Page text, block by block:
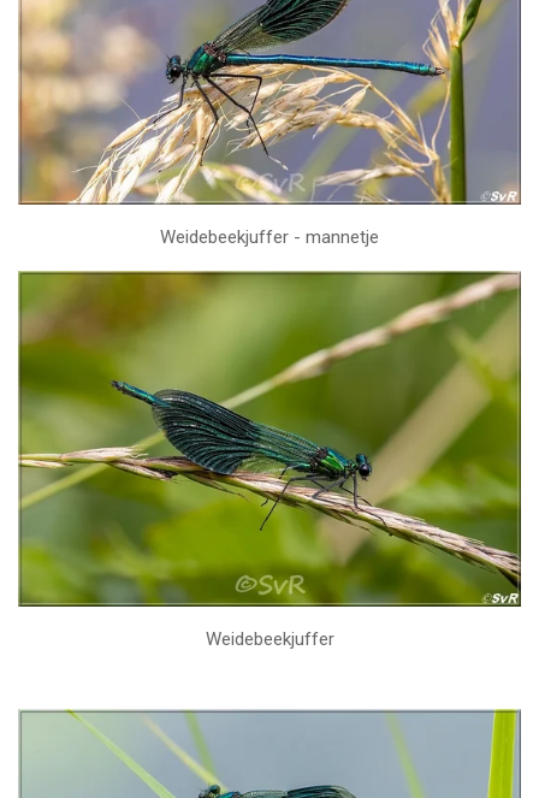
Weidebeekjuffer - mannetje
Weidebeekjuffer